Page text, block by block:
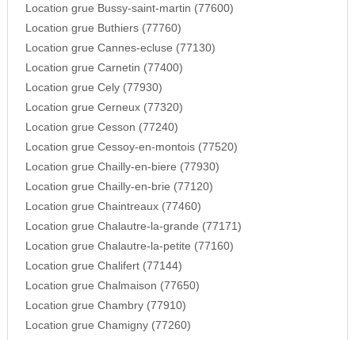
Location grue Bussy-saint-martin (77600)
Location grue Buthiers (77760)
Location grue Cannes-ecluse (77130)
Location grue Carnetin (77400)
Location grue Cely (77930)
Location grue Cerneux (77320)
Location grue Cesson (77240)
Location grue Cessoy-en-montois (77520)
Location grue Chailly-en-biere (77930)
Location grue Chailly-en-brie (77120)
Location grue Chaintreaux (77460)
Location grue Chalautre-la-grande (77171)
Location grue Chalautre-la-petite (77160)
Location grue Chalifert (77144)
Location grue Chalmaison (77650)
Location grue Chambry (77910)
Location grue Chamigny (77260)